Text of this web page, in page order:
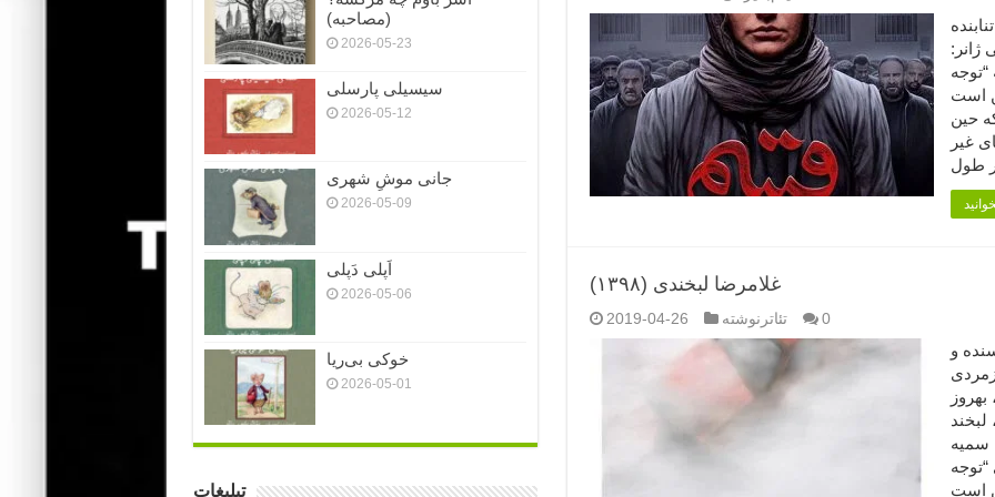
ژانر:
۹۰ دقیقه “توجه
است
حین
غیر
غلامرضا لبخندی (۱۳۹۸)
2019-04-26 تئاترنوشته 0
(۱) نویسنده و
زمردی
لبخند
سمیه
است
(مصاحبه)
2026-05-23
سیسیلی پارسلی
2026-05-12
جانی موشِ شهری
2026-05-09
اَپلی دَپلی
2026-05-06
خوکی بی‌ریا
2026-05-01
تبلیغات